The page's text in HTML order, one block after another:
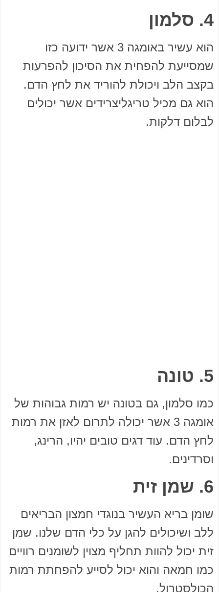
4. סלמון
הוא עשיר באומגה 3 אשר ידועה כזו
שמסייעת להפחית את הסיכון להפרעות
בקצב הלב ויכולת להוריד את לחץ הדם.
הוא גם מכיל טריגליצרידים אשר יכולים
לבלום דלקות.
5. טונה
כמו סלמון, גם בטונה יש רמות גבוהות של
אומגה 3 אשר יכולה לתרום לאזן את רמות
לחץ הדם. עוד דגים טובים יהיו, הרינג,
וסרדינים.
6. שמן זית
שומן בריא העשיר בנוגדי חמצון הבריאים
ללב ושיכולים להגן על כלי הדם שלנו. שמן
זית יכול להוות תחליף מצוין לשומנים רוויים
כמו חמאה והוא יכול לסייע להפחתת רמות
הכולסטרול.